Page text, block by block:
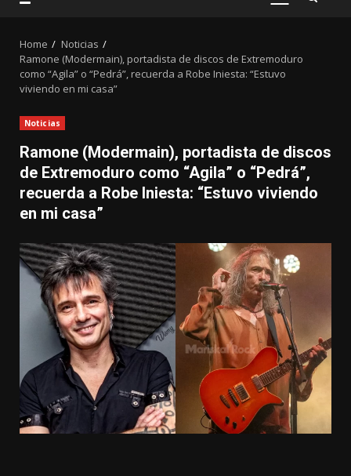
PRIMARY
Home
Noticias
Ramone (Modermain), portadista de discos de Extremoduro
como “Agila” o “Pedrá”, recuerda a Robe Iniesta: “Estuvo
viviendo en mi casa”
Noticias
Ramone (Modermain), portadista de discos
de Extremoduro como “Agila” o “Pedrá”,
recuerda a Robe Iniesta: “Estuvo viviendo
en mi casa”